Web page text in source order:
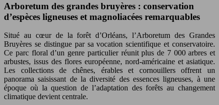
Arboretum des grandes bruyères : conservation
d’espèces ligneuses et magnoliacées remarquables
Situé au cœur de la forêt d’Orléans, l’Arboretum des Grandes
Bruyères se distingue par sa vocation scientifique et conservatoire.
Ce parc floral d’un genre particulier réunit plus de 7 000 arbres et
arbustes, issus des flores européenne, nord-américaine et asiatique.
Les collections de chênes, érables et cornouillers offrent un
panorama saisissant de la diversité des essences ligneuses, à une
époque où la question de l’adaptation des forêts au changement
climatique devient centrale.